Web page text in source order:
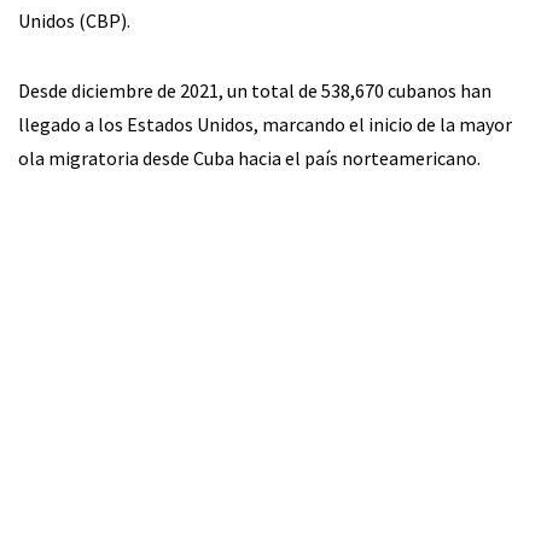
Unidos (CBP).
Desde diciembre de 2021, un total de 538,670 cubanos han
llegado a los Estados Unidos, marcando el inicio de la mayor
ola migratoria desde Cuba hacia el país norteamericano.